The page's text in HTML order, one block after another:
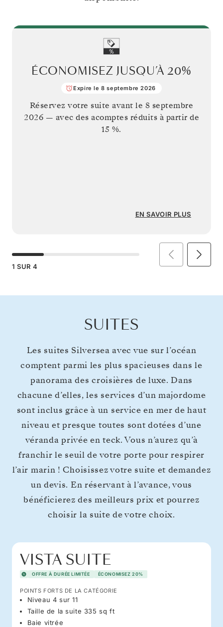
ÉCONOMISEZ JUSQU’À 20%
Expire le 8 septembre 2026
Réservez votre suite avant le 8 septembre
2026 — avec des acomptes réduits à partir de
15 %.
EN SAVOIR PLUS
1 SUR 4
SUITES
Les suites Silversea avec vue sur l’océan
comptent parmi les plus spacieuses dans le
panorama des croisières de luxe. Dans
chacune d’elles, les services d’un majordome
sont inclus grâce à un service en mer de haut
niveau et presque toutes sont dotées d’une
véranda privée en teck. Vous n’aurez qu’à
franchir le seuil de votre porte pour respirer
l’air marin ! Choisissez votre suite et demandez
un devis. En réservant à l’avance, vous
bénéficierez des meilleurs prix et pourrez
choisir la suite de votre choix.
VISTA SUITE
OFFRE À DURÉE LIMITÉE ÉCONOMISEZ 20%
POINTS FORTS DE LA CATÉGORIE
Niveau 4 sur 11
Taille de la suite 335 sq ft
Baie vitrée